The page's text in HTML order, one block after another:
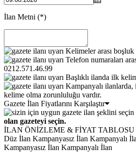
İlan Metni (*)
Kelimeler arası boşluk
Telefon numaraları
0212.571.46.99
Başlıklı ilanda ilk
Kampanyalı
kelime olma zorunluluğu vardır.
Gazete İlan Fiyatlarını Karşılaştır
olan gazeteyi seçin.
İLAN ÖNİZLEME & FİYAT TABLOSU
Düz İlan Kampanyasız İlan Kampanyalı
Kampanyasız İlan Kampanyalı İlan